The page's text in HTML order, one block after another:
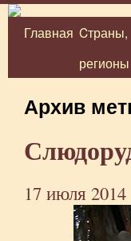
Перейти
Главная Cтраны,
регионы
Архив
17 июля 2014